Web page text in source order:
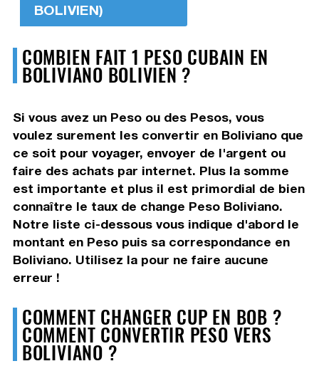
BOLIVIEN)
COMBIEN FAIT 1 PESO CUBAIN EN
BOLIVIANO BOLIVIEN ?
Si vous avez un Peso ou des Pesos, vous
voulez surement les convertir en Boliviano que
ce soit pour voyager, envoyer de l'argent ou
faire des achats par internet. Plus la somme
est importante et plus il est primordial de bien
connaître le taux de change Peso Boliviano.
Notre liste ci-dessous vous indique d'abord le
montant en Peso puis sa correspondance en
Boliviano. Utilisez la pour ne faire aucune
erreur !
COMMENT CHANGER CUP EN BOB ?
COMMENT CONVERTIR PESO VERS
BOLIVIANO ?